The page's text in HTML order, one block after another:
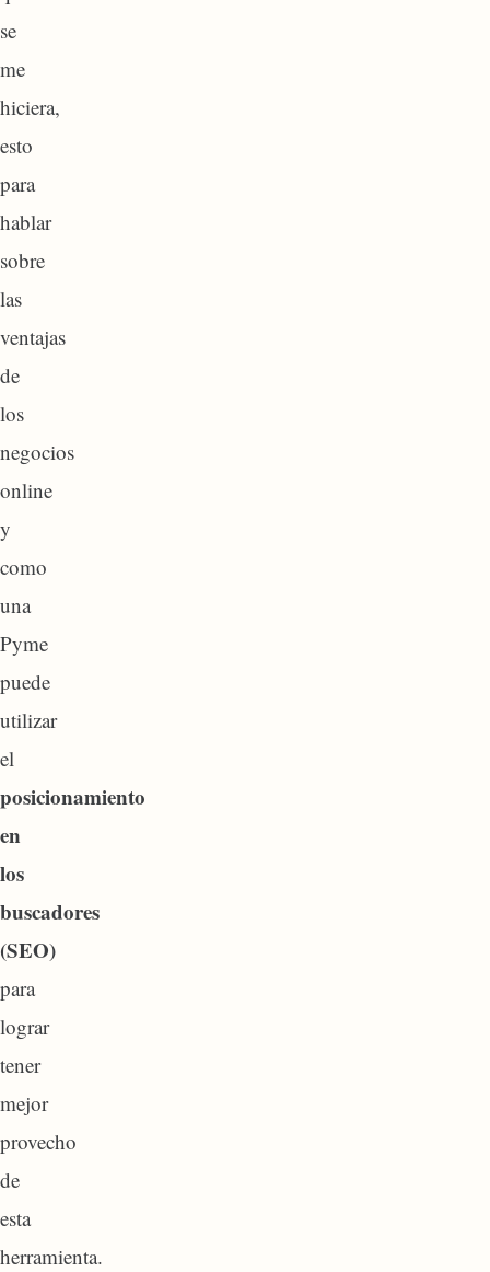
se
me
hiciera,
esto
para
hablar
sobre
las
ventajas
de
los
negocios
online
y
como
una
Pyme
puede
utilizar
el
posicionamiento
en
los
buscadores
(SEO)
para
lograr
tener
mejor
provecho
de
esta
herramienta.